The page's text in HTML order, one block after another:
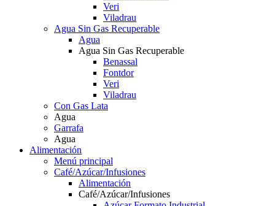
Veri
Viladrau
Agua Sin Gas Recuperable
Agua
Agua Sin Gas Recuperable
Benassal
Fontdor
Veri
Viladrau
Con Gas Lata
Agua
Garrafa
Agua
Alimentación
Menú principal
Café/Azúcar/Infusiones
Alimentación
Café/Azúcar/Infusiones